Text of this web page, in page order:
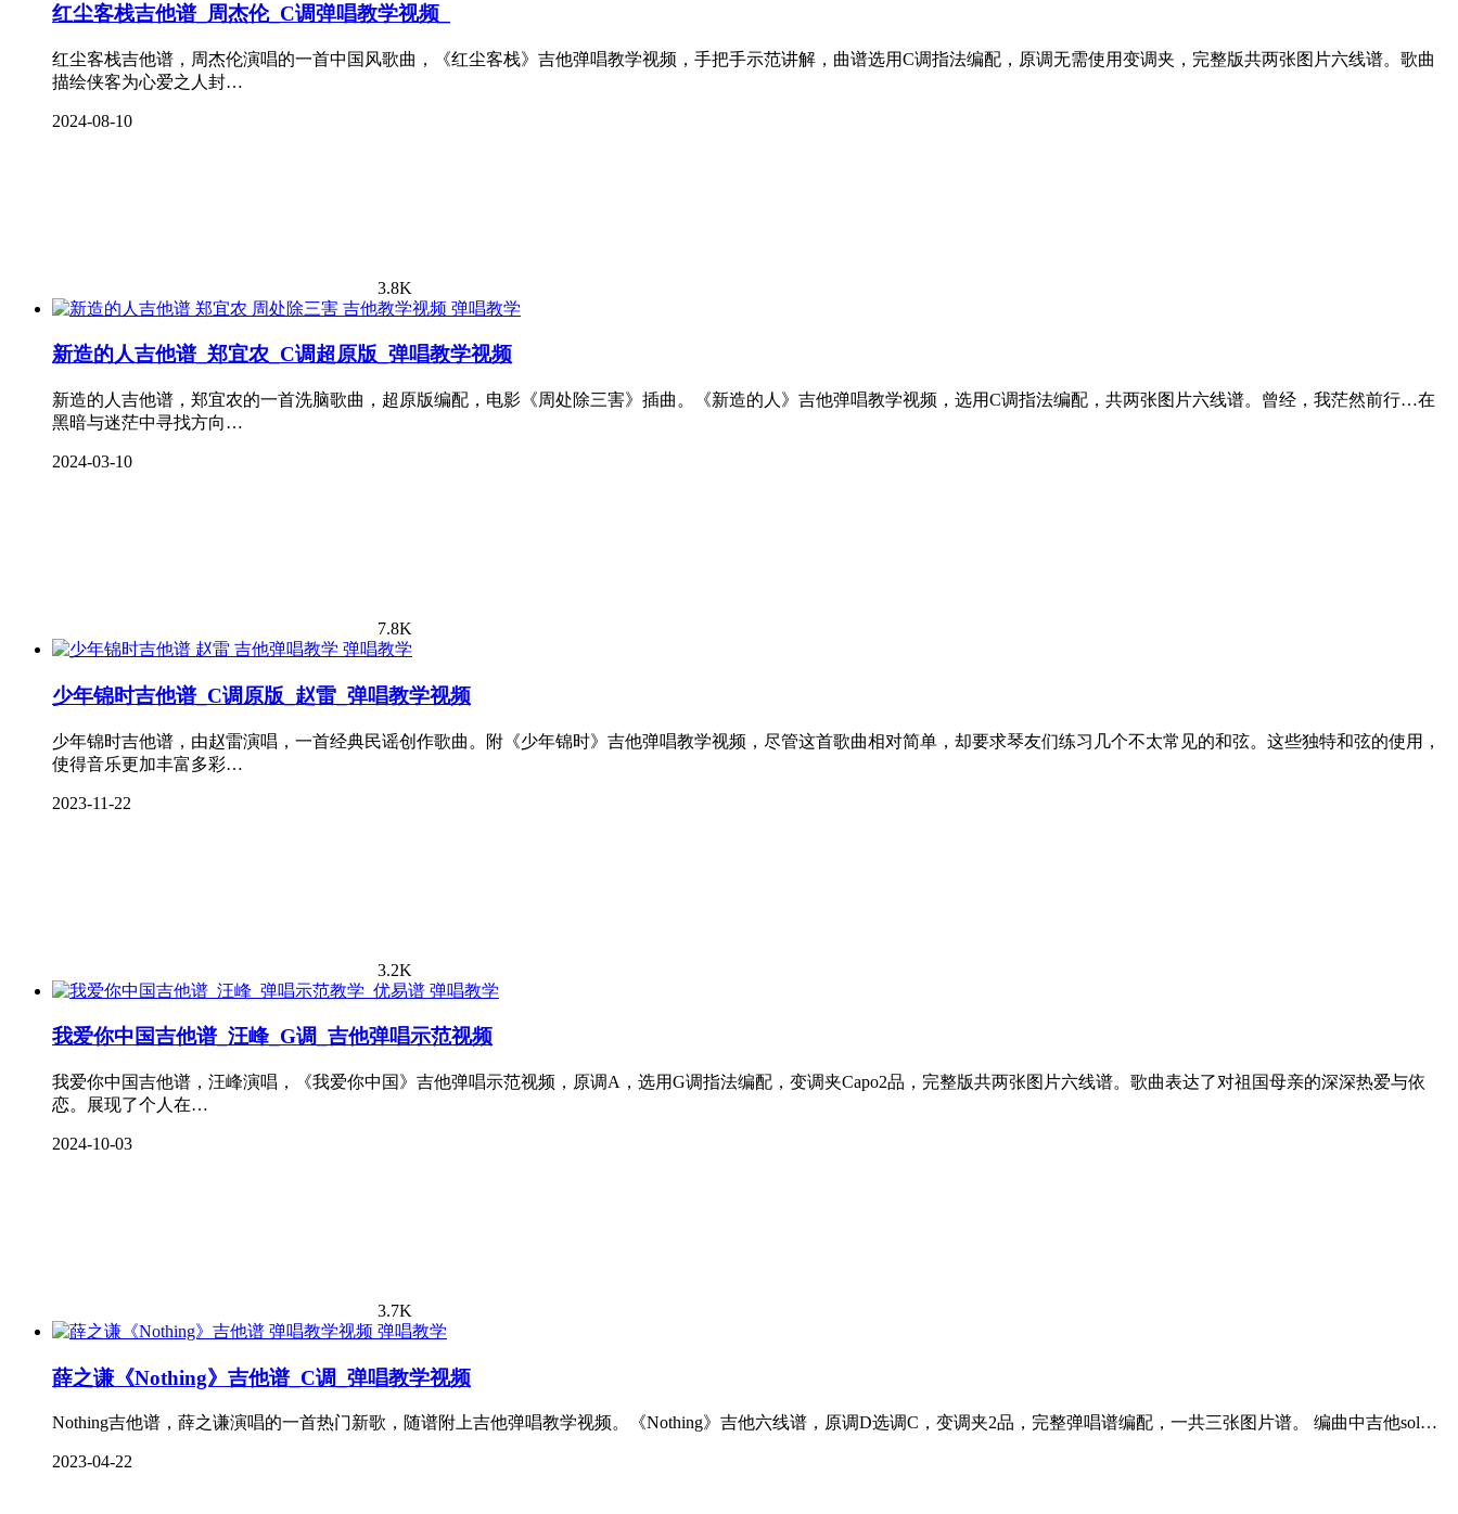
红尘客栈吉他谱_周杰伦_C调弹唱教学视频_
红尘客栈吉他谱，周杰伦演唱的一首中国风歌曲，《红尘客栈》吉他弹唱教学视频，手把手示范讲解，曲谱选用C调指法编配，原调无需使用变调夹，完整版共两张图片六线谱。歌曲
描绘侠客为心爱之人封…
2024-08-10
3.8K
弹唱教学
新造的人吉他谱_郑宜农_C调超原版_弹唱教学视频
新造的人吉他谱，郑宜农的一首洗脑歌曲，超原版编配，电影《周处除三害》插曲。《新造的人》吉他弹唱教学视频，选用C调指法编配，共两张图片六线谱。曾经，我茫然前行…在
黑暗与迷茫中寻找方向…
2024-03-10
7.8K
弹唱教学
少年锦时吉他谱_C调原版_赵雷_弹唱教学视频
少年锦时吉他谱，由赵雷演唱，一首经典民谣创作歌曲。附《少年锦时》吉他弹唱教学视频，尽管这首歌曲相对简单，却要求琴友们练习几个不太常见的和弦。这些独特和弦的使用，
使得音乐更加丰富多彩…
2023-11-22
3.2K
弹唱教学
我爱你中国吉他谱_汪峰_G调_吉他弹唱示范视频
我爱你中国吉他谱，汪峰演唱，《我爱你中国》吉他弹唱示范视频，原调A，选用G调指法编配，变调夹Capo2品，完整版共两张图片六线谱。歌曲表达了对祖国母亲的深深热爱与依
恋。展现了个人在…
2024-10-03
3.7K
弹唱教学
薛之谦《Nothing》吉他谱_C调_弹唱教学视频
Nothing吉他谱，薛之谦演唱的一首热门新歌，随谱附上吉他弹唱教学视频。《Nothing》吉他六线谱，原调D选调C，变调夹2品，完整弹唱谱编配，一共三张图片谱。 编曲中吉他sol…
2023-04-22